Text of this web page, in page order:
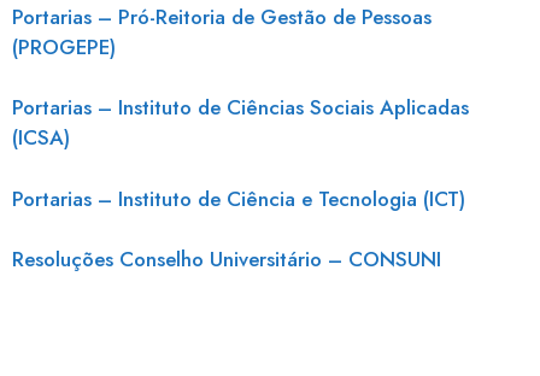
Portarias – Pró-Reitoria de Gestão de Pessoas
(PROGEPE)
Portarias – Instituto de Ciências Sociais Aplicadas
(ICSA)
Portarias – Instituto de Ciência e Tecnologia (ICT)
Resoluções Conselho Universitário – CONSUNI